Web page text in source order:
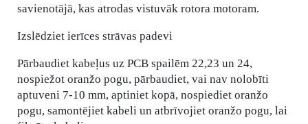
savienotājā, kas atrodas vistuvāk rotora motoram.
Izslēdziet ierīces strāvas padevi
Pārbaudiet kabeļus uz PCB spailēm 22,23 un 24,
nospiežot oranžo pogu, pārbaudiet, vai nav nolobīti
aptuveni 7-10 mm, aptiniet kopā, nospiediet oranžo
pogu, samontējiet kabeli un atbrīvojiet oranžo pogu, lai